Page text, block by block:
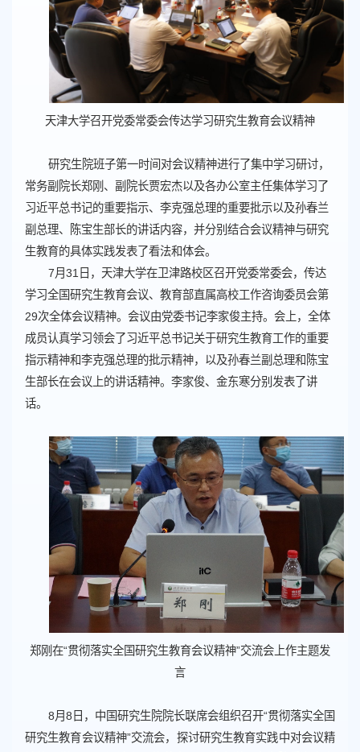
天津大学召开党委常委会传达学习研究生教育会议精神
研究生院班子第一时间对会议精神进行了集中学习研讨，
常务副院长郑刚、副院长贾宏杰以及各办公室主任集体学习了
习近平总书记的重要指示、李克强总理的重要批示以及孙春兰
副总理、陈宝生部长的讲话内容，并分别结合会议精神与研究
生教育的具体实践发表了看法和体会。
7月31日，天津大学在卫津路校区召开党委常委会，传达
学习全国研究生教育会议、教育部直属高校工作咨询委员会第
29次全体会议精神。会议由党委书记李家俊主持。会上，全体
成员认真学习领会了习近平总书记关于研究生教育工作的重要
指示精神和李克强总理的批示精神，以及孙春兰副总理和陈宝
生部长在会议上的讲话精神。李家俊、金东寒分别发表了讲
话。
郑刚在“贯彻落实全国研究生教育会议精神”交流会上作主题发
言
8月8日，中国研究生院院长联席会组织召开“贯彻落实全国
研究生教育会议精神”交流会，探讨研究生教育实践中对会议精